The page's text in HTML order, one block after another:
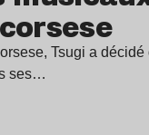
Tsugi a décidé
ses…